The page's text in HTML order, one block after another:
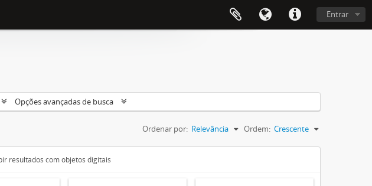
Entrar
Opções avançadas de busca
Ordenar por: Relevância Ordem: Crescente
resultados com objetos digitais